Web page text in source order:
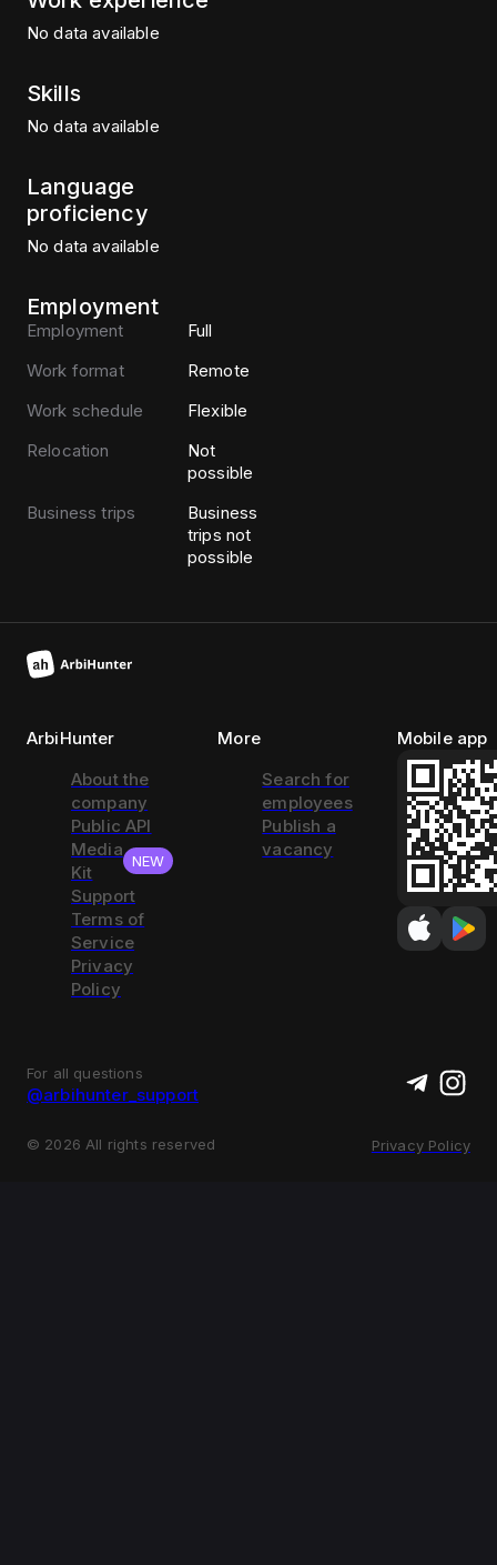
No data available
Skills
No data available
Language
proficiency
No data available
Employment
Employment
Full
Work format
Remote
Work schedule
Flexible
Relocation
Not
possible
Business trips
Business
trips not
possible
ArbiHunter
About the
company
Public API
Media
Kit
NEW
Support
Terms of
Service
Privacy
Policy
More
Search for
employees
Publish a
vacancy
Mobile app
For all questions
@arbihunter_support
© 2026 All rights reserved Privacy Policy